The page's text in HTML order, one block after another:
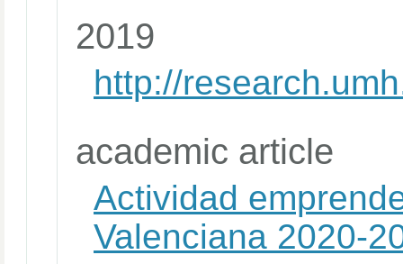
2019
http://
academic article
Actividad
Valenciana 2020-